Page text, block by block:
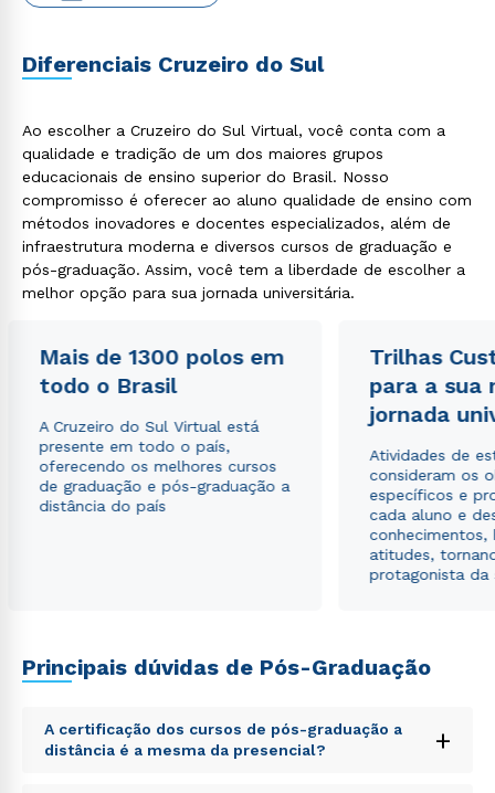
Diferenciais Cruzeiro do Sul
Ao escolher a Cruzeiro do Sul Virtual, você conta com a
qualidade e tradição de um dos maiores grupos
educacionais de ensino superior do Brasil. Nosso
compromisso é oferecer ao aluno qualidade de ensino com
métodos inovadores e docentes especializados, além de
infraestrutura moderna e diversos cursos de graduação e
pós-graduação. Assim, você tem a liberdade de escolher a
melhor opção para sua jornada universitária.
Mais de 1300 polos em
todo o Brasil
A Cruzeiro do Sul Virtual está
presente em todo o país,
oferecendo os melhores cursos
de graduação e pós-graduação a
distância do país
Trilhas
para a sua
jornada
Atividades de
consideram os
específicos e
cada aluno e
conhecimentos,
atitudes,
protagonista da
Principais dúvidas de Pós-Graduação
A certificação dos cursos de pós-graduação a
distância é a mesma da presencial?
+
Rápido e fácil